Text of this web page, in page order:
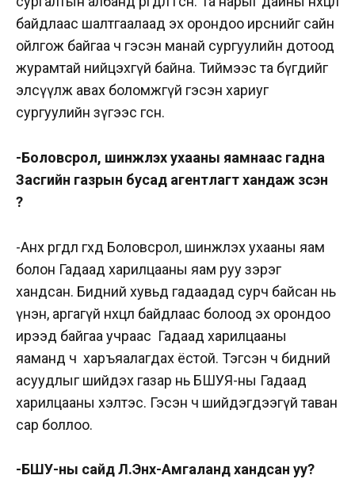
байдлаас шалтгаалаад эх орондоо ирснийг сайн
ойлгож байгаа ч гэсэн манай сургуулийн дотоод
журамтай нийцэхгүй байна. Тиймээс та бүгдийг
элсүүлж авах боломжгүй гэсэн хариуг
сургуулийн зүгээс өгсөн.
-Боловсрол, шинжлэх ухааны яамнаас гадна
Засгийн газрын бусад агентлагт хандаж үзсэн
үү?
-Анх өргөдөл өгөхдөө Боловсрол, шинжлэх ухааны яам
болон Гадаад харилцааны яам руу зэрэг
хандсан. Бидний хувьд гадаадад сурч байсан нь
үнэн, аргагүй нөхцөл байдлаас болоод эх орондоо
ирээд байгаа учраас Гадаад харилцааны
яаманд ч харъяалагдах ёстой. Тэгсэн ч бидний
асуудлыг шийдэх газар нь БШУЯ-ны Гадаад
харилцааны хэлтэс. Гэсэн ч шийдэгдээгүй таван
сар боллоо.
-БШУ-ны сайд Л.Энх-Амгаланд хандсан уу?